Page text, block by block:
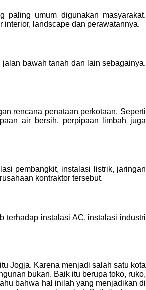
paling umum digunakan masyarakat.
landscape dan perawatannya.
bawah tanah dan lain sebagainya.
rencana penataan perkotaan. Seperti
air bersih, perpipaan limbah juga
pembangkit, instalasi listrik, jaringan
kontraktor tersebut.
terhadap instalasi AC, instalasi industri
Jogja. Karena menjadi salah satu kota
bukan. Baik itu berupa toko, ruko,
bahwa hal inilah yang menjadikan di